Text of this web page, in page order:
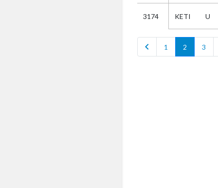
3174 KETI U
chevron_left 1 2 3